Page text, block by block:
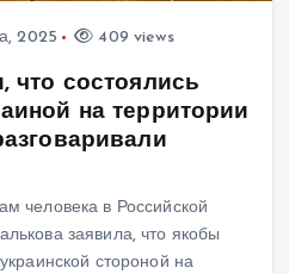
2025 409 views
что состоялись
на территории
человека в Российской
заявила, что якобы
стороной на